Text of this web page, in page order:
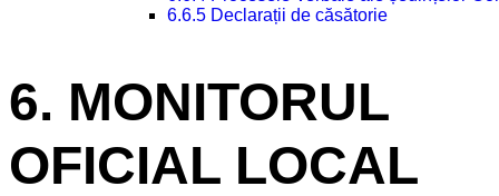
6.6.5 Declarații de căsătorie
6. MONITORUL
OFICIAL LOCAL